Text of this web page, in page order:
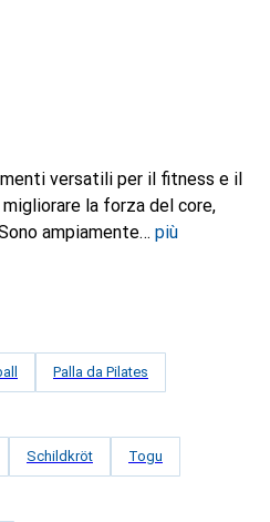
versatili per il fitness e il
la forza del core,
ampiamente
più
Palla da Pilates
Schildkröt Togu